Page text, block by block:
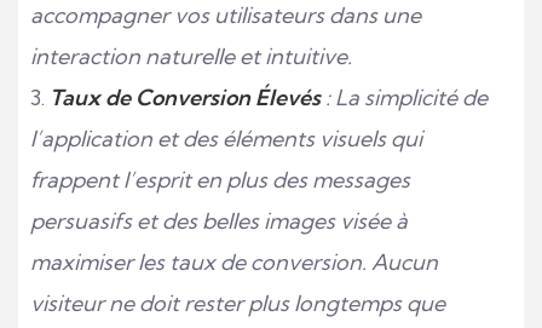
accompagner vos utilisateurs dans une
interaction naturelle et intuitive.
Taux de Conversion Élevés: La simplicité de
l’application et des éléments visuels qui
frappent l’esprit en plus des messages
persuasifs et des belles images visée à
maximiser les taux de conversion. Aucun
visiteur ne doit rester plus longtemps que